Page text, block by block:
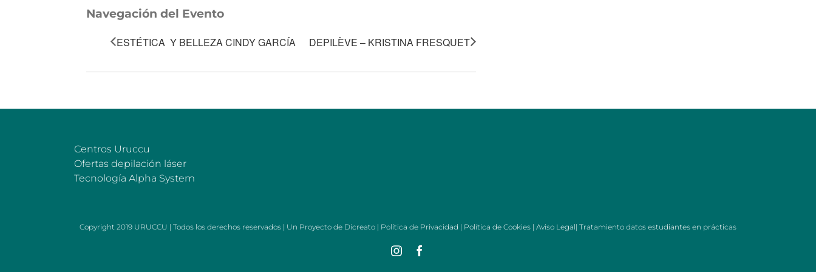
Navegación del Evento
ESTÉTICA Y BELLEZA CINDY GARCÍA DEPILÈVE – KRISTINA FRESQUET
Centros Uruccu
Ofertas depilación láser
Tecnología Alpha System
Copyright 2019 URUCCU | Todos los derechos reservados | Un Proyecto de Dicreato | Política de Privacidad | Política de Cookies | Aviso Legal| Tratamiento datos estudiantes en prácticas
Instagram